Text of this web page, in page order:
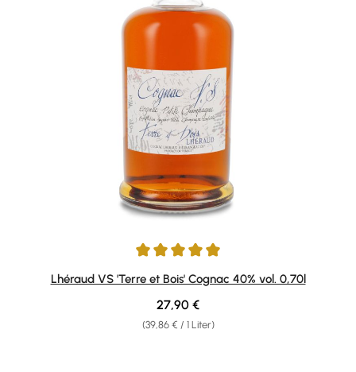
Durchschnittliche Bewertung von 5 von 5 Sternen
Lhéraud VS 'Terre et Bois' Cognac 40% vol. 0,70l
(39,86 € / 1 Liter)
Regulärer Preis:
27,90 €